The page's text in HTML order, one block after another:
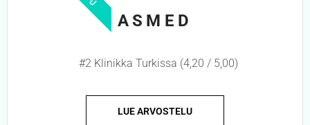
ASMED
#2 Klinikka Turkissa (4,20 / 5,00)
LUE ARVOSTELU